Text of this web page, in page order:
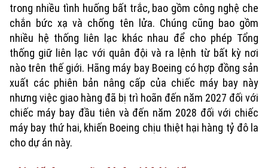
trong nhiều tình huống bất trắc, bao gồm công nghệ che
chắn bức xạ và chống tên lửa. Chúng cũng bao gồm
nhiều hệ thống liên lạc khác nhau để cho phép Tổng
thống giữ liên lạc với quân đội và ra lệnh từ bất kỳ nơi
nào trên thế giới. Hãng máy bay Boeing có hợp đồng sản
xuất các phiên bản nâng cấp của chiếc máy bay này
nhưng việc giao hàng đã bị trì hoãn đến năm 2027 đối với
chiếc máy bay đầu tiên và đến năm 2028 đối với chiếc
máy bay thứ hai, khiến Boeing chịu thiệt hại hàng tỷ đô la
cho dự án này.